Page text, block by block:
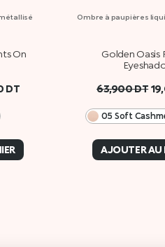
On
DT
Ombre à paupières
Golden Oasis
63,900DT
05 Soft
AJOUTER AU